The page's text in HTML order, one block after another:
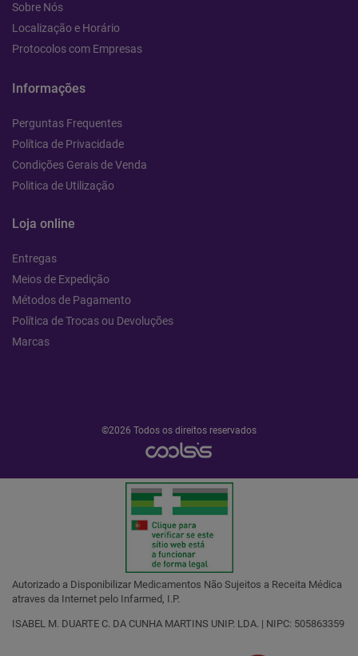
Sobre Nós
Localização e Horário
Protocolos com Empresas
Informações
Perguntas Frequentes
Política de Privacidade
Condições Gerais de Venda
Politica de Utilização
Loja online
Entregas
Meios de Expedição
Métodos de Pagamento
Política de Trocas ou Devoluções
Marcas
©2026 Todos os direitos reservados
Autorizado a Disponibilizar Medicamentos Não Sujeitos a Receita Médica
atraves da Internet pelo Infarmed, I.P.
ISABEL M. DUARTE C. DA CUNHA MARTINS UNIP. LDA. | NIPC: 505863359